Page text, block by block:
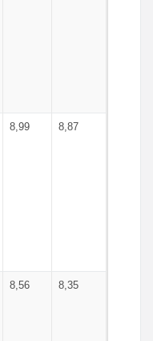
8,99 8,87
8,56 8,35